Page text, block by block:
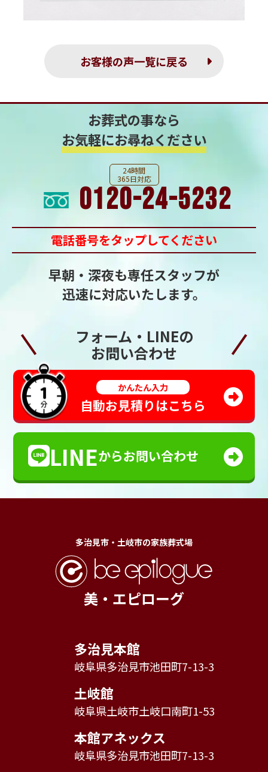
お客様の声一覧に戻る
お葬式の事なら
お気軽にお尋ねください
24時間
365日対応
0120-24-5232
電話番号をタップしてください
早朝・深夜も専任スタッフが
迅速に対応いたします。
フォーム・LINEの
お問い合わせ
かんたん入力
自動お見積りはこちら
LINEからお問い合わせ
多治見市・土岐市の家族葬式場
美・エピローグ
多治見本館
岐阜県多治見市池田町7-13-3
土岐館
岐阜県土岐市土岐口南町1-53
本館アネックス
岐阜県多治見市池田町7-13-3